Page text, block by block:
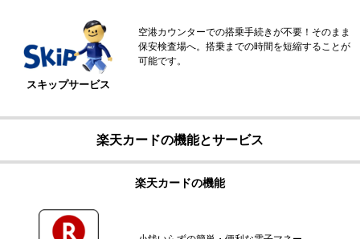
スキップサービス
空港カウンターでの搭乗手続きが不要！そのまま
保安検査場へ。搭乗までの時間を短縮することが
可能です。
楽天カードの機能とサービス
楽天カードの機能